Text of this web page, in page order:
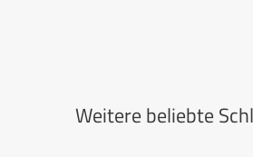
Weitere beliebte